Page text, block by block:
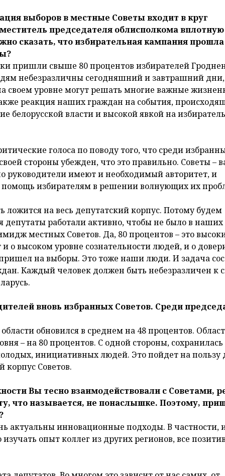
выборов в местные Советы входит в круг
председателя облисполкома вплотную
сказать, что избирательная кампания прошла
пришли свыше 80 процентов избирателей
небезразличны сегодняшний и завтрашний
своем уровне могут решать многие важные
реакция наших граждан на события,
белорусской власти и высокой явкой на
голоса по поводу того, что среди
стороны убежден, что это правильно. Советы –
руководители имеют и необходимый авторитет, и
помощь избирателям в решении волнующих их
на весь депутатский корпус. Потому будем
депутаты работали активно, чтобы не было в наших
местных Советов. Да, 80 процентов – это
о высоком уровне сознательности людей, и о
на выборы. Это тоже наши люди. И задача
Каждый человек должен быть небезразличен к
вновь избранных Советов. Среди
обновился в среднем на 48 процентов.
– на 80 процентов. С одной стороны, сохранилась
инициативных людей. Это пойдет на пользу
корпус Советов.
Вы тесно взаимодействовали с Советами,
что называется, не понаслышке. Поэтому,
актуальны инновационные подходы. В частности,
опыт коллег из других регионов, все